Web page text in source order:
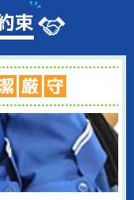
束
厳 守